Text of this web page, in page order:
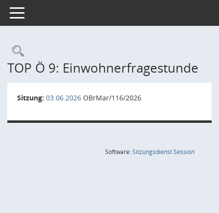
Toggle navigation
Rechercheauswahl
TOP Ö 9: Einwohnerfragestunde
Sitzung: 03.06.2026 OBrMar/116/2026
Software:SitzungsdienstSession(Wird in